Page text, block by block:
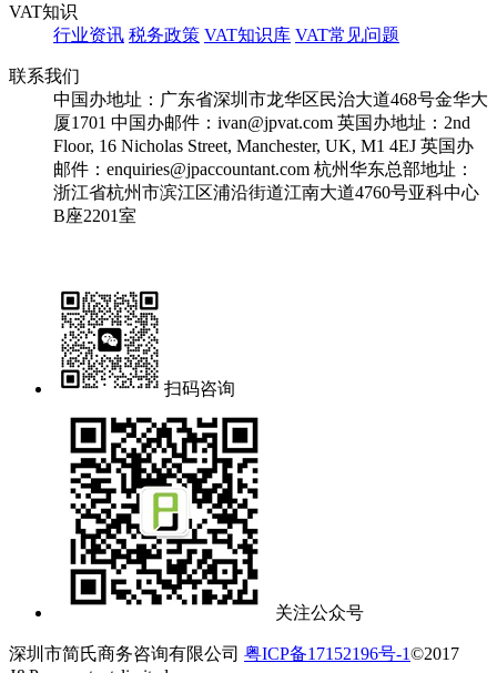
VAT知识
行业资讯 税务政策 VAT知识库 VAT常见问题
联系我们
中国办地址：广东省深圳市龙华区民治大道468号金华大
厦1701 中国办邮件：ivan@jpvat.com 英国办地址：2nd
Floor, 16 Nicholas Street, Manchester, UK, M1 4EJ 英国办
邮件：enquiries@jpaccountant.com 杭州华东总部地址：
浙江省杭州市滨江区浦沿街道江南大道4760号亚科中心
B座2201室
扫码咨询
关注公众号
深圳市简氏商务咨询有限公司 粤ICP备17152196号-1©2017